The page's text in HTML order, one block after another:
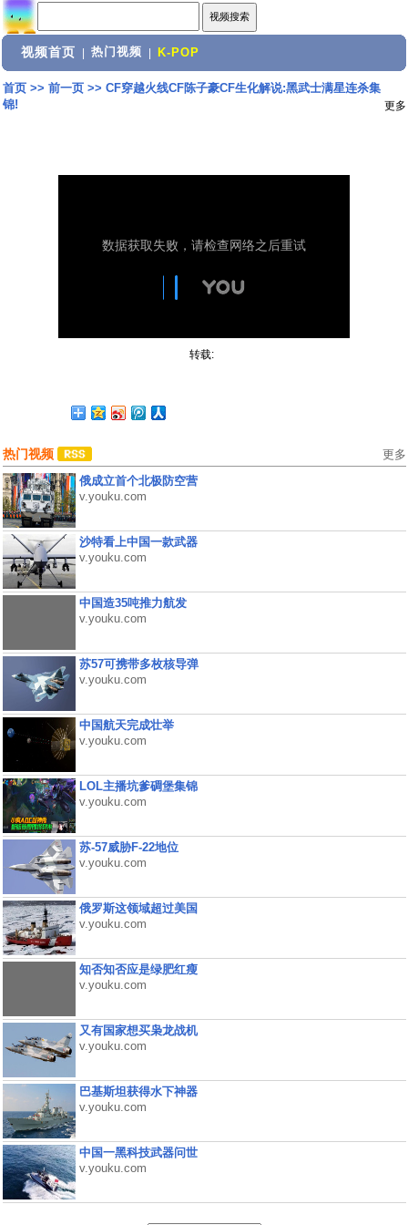
视频首页 热门视频 K-POP
首页>> 前一页>> CF穿越火线CF陈子豪CF生化解说:黑武士满星连杀集
锦!
更多
转载:
热门视频 更多
俄成立首个北极防空营
v.youku.com
沙特看上中国一款武器
v.youku.com
中国造35吨推力航发
v.youku.com
苏57可携带多枚核导弹
v.youku.com
中国航天完成壮举
v.youku.com
LOL主播坑爹碉堡集锦
v.youku.com
苏-57威胁F-22地位
v.youku.com
俄罗斯这领域超过美国
v.youku.com
知否知否应是绿肥红瘦
v.youku.com
又有国家想买枭龙战机
v.youku.com
巴基斯坦获得水下神器
v.youku.com
中国一黑科技武器问世
v.youku.com